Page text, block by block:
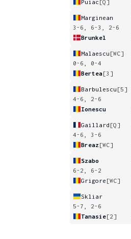
Puiac [Q]
Marginean
3-6, 6-3, 2-6
Brunkel
Malaescu [WC]
0-6, 0-4
Bertea[3]
Barbulescu [5]
4-6, 2-6
Ionescu
Gaillard [Q]
4-6, 3-6
Breaz [WC]
Szabo
6-2, 6-2
Grigore [WC]
Skliar
5-7, 2-6
Tanasie[2]